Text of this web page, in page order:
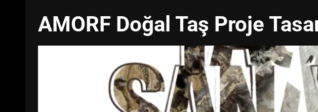
AMORF Doğal Taş Proje